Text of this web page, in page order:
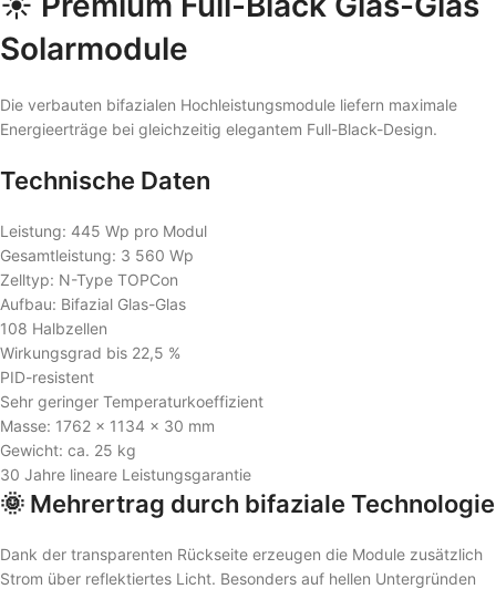
Solarmodule
Die verbauten bifazialen Hochleistungsmodule liefern maximale
Energieerträge bei gleichzeitig elegantem Full-Black-Design.
Technische Daten
Leistung: 445 Wp pro Modul
Gesamtleistung: 3 560 Wp
Zelltyp: N-Type TOPCon
Aufbau: Bifazial Glas-Glas
108 Halbzellen
Wirkungsgrad bis 22,5 %
PID-resistent
Sehr geringer Temperaturkoeffizient
Masse: 1762 × 1134 × 30 mm
Gewicht: ca. 25 kg
30 Jahre lineare Leistungsgarantie
🌞 Mehrertrag durch bifaziale Technologie
Dank der transparenten Rückseite erzeugen die Module zusätzlich
Strom über reflektiertes Licht. Besonders auf hellen Untergründen